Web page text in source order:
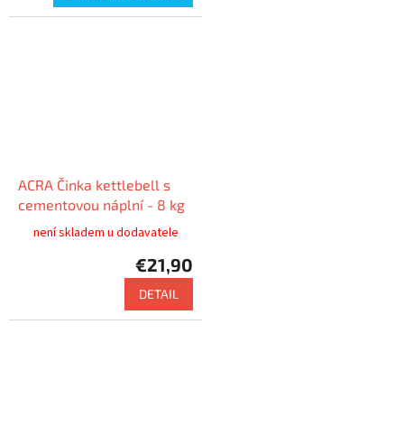
ACRA Činka kettlebell s
cementovou náplní - 8 kg
není skladem u dodavatele
€21,90
DETAIL